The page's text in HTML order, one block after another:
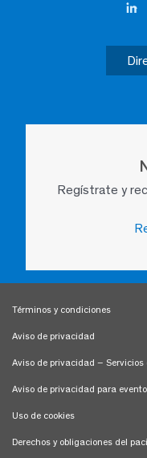
Regístrate y
Términos y condiciones
Aviso de privacidad
Aviso de privacidad – Servicios
Aviso de privacidad para
Uso de cookies
Derechos y obligaciones del